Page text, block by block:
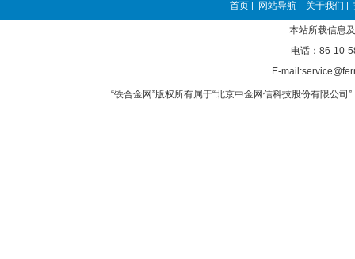
首页 | 网站导航 | 关于我们 |
本站所载信息
电话：86-10-
E-
“铁合金网”版权所有属于“北京中金网信科技股份有限公司